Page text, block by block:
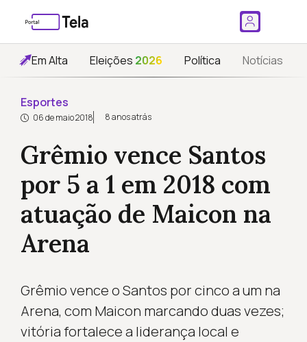
Em Alta Eleições 2026 Política Notícias
Esportes
06 de maio 2018 8 anos atrás
Grêmio vence Santos
por 5 a 1 em 2018 com
atuação de Maicon na
Arena
Grêmio vence o Santos por cinco a um na
Arena, com Maicon marcando duas vezes;
vitória fortalece a liderança local e